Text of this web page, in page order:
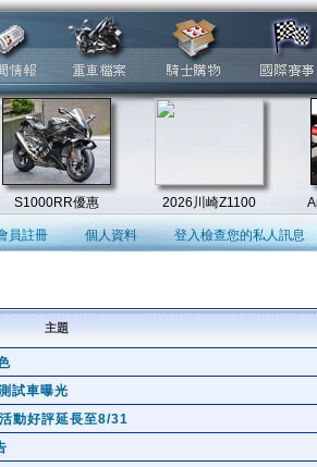
員註冊 個人資料 登入檢查您的私人訊息
主題
試車曝光
動好評延長至8/31